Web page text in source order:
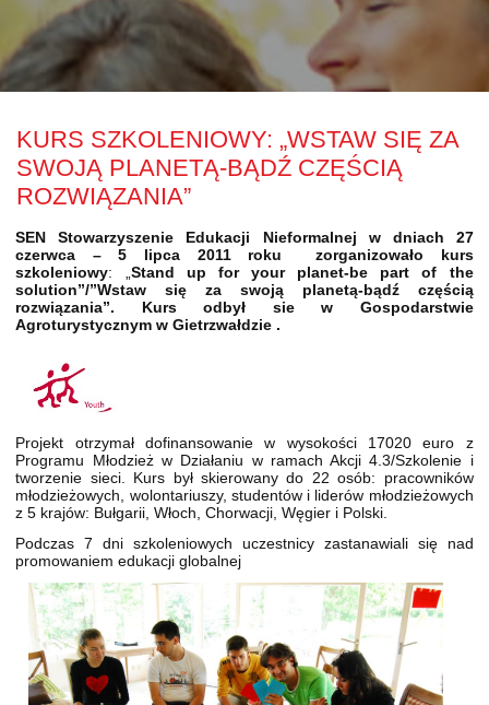
KURS SZKOLENIOWY: „WSTAW SIĘ ZA
SWOJĄ PLANETĄ-BĄDŹ CZĘŚCIĄ
ROZWIĄZANIA”
SEN Stowarzyszenie Edukacji Nieformalnej w dniach 27
czerwca – 5 lipca 2011 roku zorganizowało kurs
szkoleniowy: „ Stand up for your planet-be part of the
solution”/”Wstaw się za swoją planetą-bądź częścią
rozwiązania”. Kurs odbył sie w Gospodarstwie
Agroturystycznym w Gietrzwałdzie .
Projekt otrzymał dofinansowanie w wysokości 17020 euro z
Programu Młodzież w Działaniu w ramach Akcji 4.3/Szkolenie i
tworzenie sieci. Kurs był skierowany do 22 osób: pracowników
młodzieżowych, wolontariuszy, studentów i liderów młodzieżowych
z 5 krajów: Bułgarii, Włoch, Chorwacji, Węgier i Polski.
Podczas 7 dni szkoleniowych uczestnicy zastanawiali się nad
promowaniem edukacji globalnej